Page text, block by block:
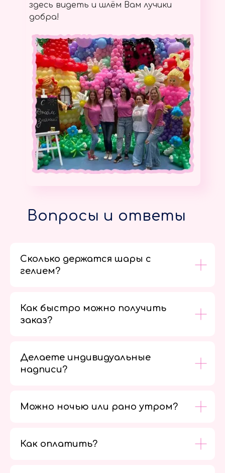
здесь видеть и шлём Вам лучики
добра!
Вопросы и ответы
Сколько держатся шары с
гелием?
Как быстро можно получить
заказ?
Делаете индивидуальные
надписи?
Можно ночью или рано утром?
Как оплатить?